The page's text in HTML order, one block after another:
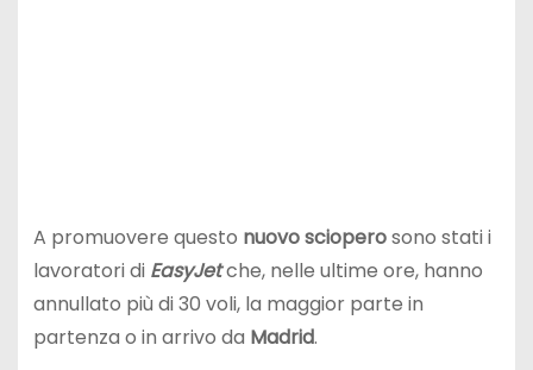
A promuovere questo nuovo scioperosono stati i
lavoratori di EasyJetche, nelle ultime ore, hanno
annullato più di 30 voli, la maggior parte in
partenza o in arrivo da Madrid.